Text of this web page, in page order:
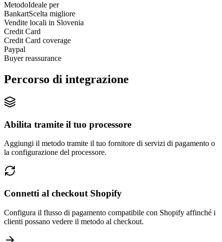
MetodoIdeale per
BankartScelta migliore
Vendite locali in Slovenia
Credit Card
Credit Card coverage
Paypal
Buyer reassurance
Percorso di integrazione
Abilita tramite il tuo processore
Aggiungi il metodo tramite il tuo fornitore di servizi di pagamento o
la configurazione del processore.
Connetti al checkout Shopify
Configura il flusso di pagamento compatibile con Shopify affinché i
clienti possano vedere il metodo al checkout.